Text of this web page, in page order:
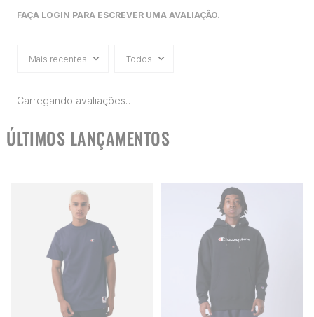
FAÇA LOGIN PARA ESCREVER UMA AVALIAÇÃO.
Mais recentes Todos
Carregando avaliações…
ÚLTIMOS LANÇAMENTOS